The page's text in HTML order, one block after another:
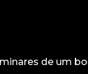
de um